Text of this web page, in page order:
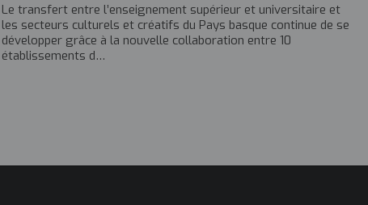
Le transfert entre l’enseignement supérieur et universitaire et
les secteurs culturels et créatifs du Pays basque continue de se
développer grâce à la nouvelle collaboration entre 10
établissements d…